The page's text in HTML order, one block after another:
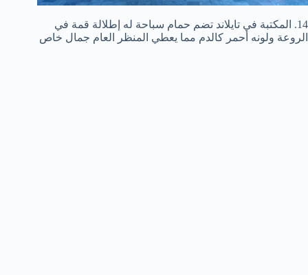
14. المكتبة في تايلاند تضم حمام سباحة له إطلالة قمة في
الروعة ولونه أحمر كالدم مما يعطي المنظر العام جمال خاص